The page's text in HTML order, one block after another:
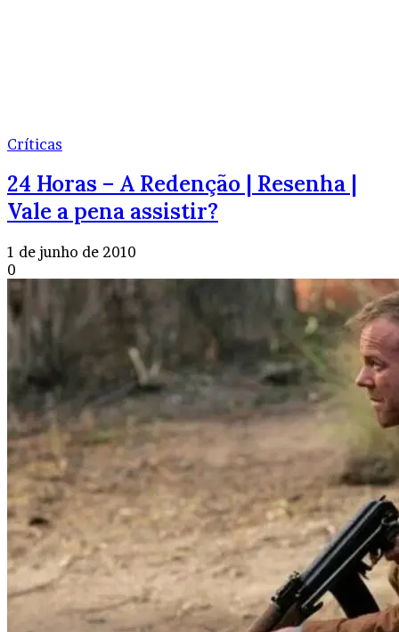
Críticas
24 Horas – A Redenção | Resenha |
Vale a pena assistir?
1 de junho de 2010
0